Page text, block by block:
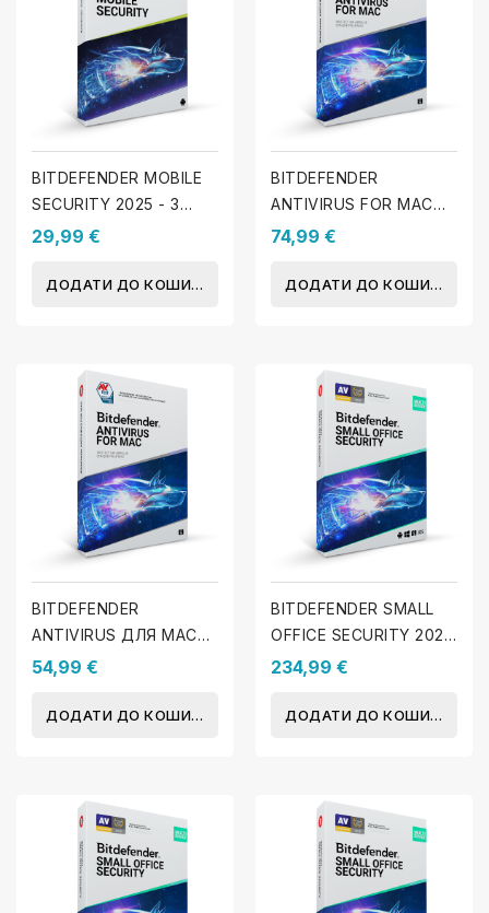
BITDEFENDER MOBILE
SECURITY 2025 - 3
пристрої - 1 Рік
29,99 €
ДОДАТИ ДО КОШИКА
BITDEFENDER
ANTIVIRUS FOR MAC
2025 - 3 MAC - 1 Рік
74,99 €
ДОДАТИ ДО КОШИКА
BITDEFENDER
ANTIVIRUS ДЛЯ MAC
2025 - 1 MAC - 1 Рік
54,99 €
ДОДАТИ ДО КОШИКА
BITDEFENDER SMALL
OFFICE SECURITY 2025
- 20 пристроїв - 1 Рік
234,99 €
ДОДАТИ ДО КОШИКА